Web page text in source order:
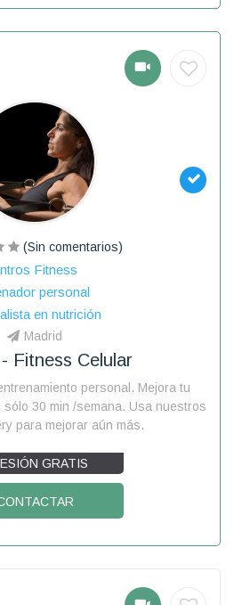
(Sin comentarios)
Fitness
personal
en nutrición
Madrid
Fitness Celular
personal. Mejora tu
sólo 30 min /semana. Usa nuestros
para mejorar aún más.
GRATIS